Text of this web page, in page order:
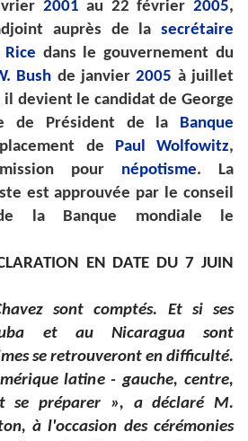
2001 au 22 février 2005,
auprès de la secrétaire
Rice dans le gouvernement du
Bush de janvier 2005 à juillet
il devient le candidat de George
de Président de la
Banque
de Paul Wolfowitz,
pour
népotisme. La
est approuvée par le conseil
la Banque mondiale le
EN DATE DU 7 JUIN
sont comptés. Et si ses
et au Nicaragua sont
se retrouveront en difficulté.
latine - gauche, centre,
se préparer », a déclaré M.
à l'occasion des cérémonies